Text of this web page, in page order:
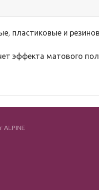
пластиковые и
эффекта матового
ALPINE